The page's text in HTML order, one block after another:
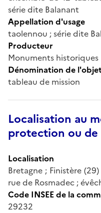
série dite Balanant
Appellation d'usage
taolennou ; série dite
Producteur
Monuments historiques
Dénomination de
tableau de mission
Localisation au
protection ou
Localisation
Bretagne ; Finistère
rue de Rosmadec ;
Code INSEE de la
29232